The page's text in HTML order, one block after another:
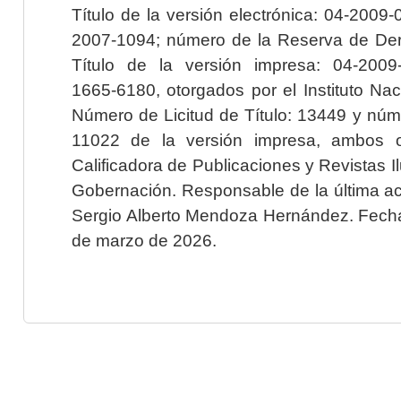
Título de la versión electrónica: 04-2009-
2007-1094; número de la Reserva de
Título de la versión impresa: 04-2009-
1665-6180, otorgados por el Instituto
Número de Licitud de Título: 13449 y
11022 de la versión impresa, ambos
Calificadora de Publicaciones y Revistas
Gobernación. Responsable de la última
Sergio Alberto Mendoza Hernández.
de marzo de 2026.